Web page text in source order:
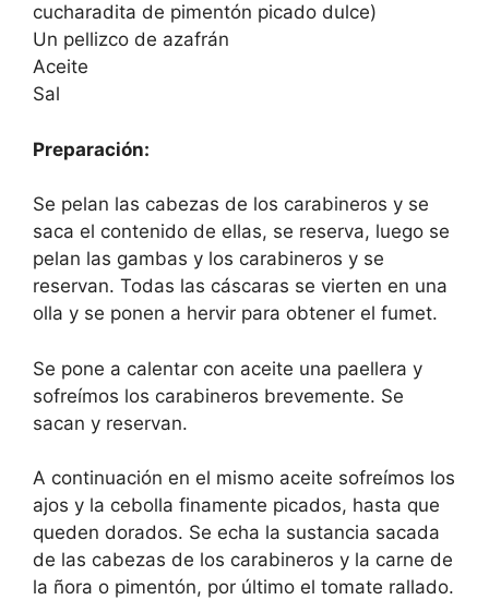
cucharadita de pimentón picado dulce)
Un pellizco de azafrán
Aceite
Sal
Preparación:
Se pelan las cabezas de los carabineros y se
saca el contenido de ellas, se reserva, luego se
pelan las gambas y los carabineros y se
reservan. Todas las cáscaras se vierten en una
olla y se ponen a hervir para obtener el fumet.
Se pone a calentar con aceite una paellera y
sofreímos los carabineros brevemente. Se
sacan y reservan.
A continuación en el mismo aceite sofreímos los
ajos y la cebolla finamente picados, hasta que
queden dorados. Se echa la sustancia sacada
de las cabezas de los carabineros y la carne de
la ñora o pimentón, por último el tomate rallado.